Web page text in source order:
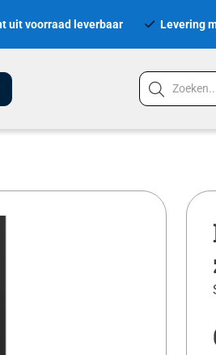
uit voorraad leverbaar Levering